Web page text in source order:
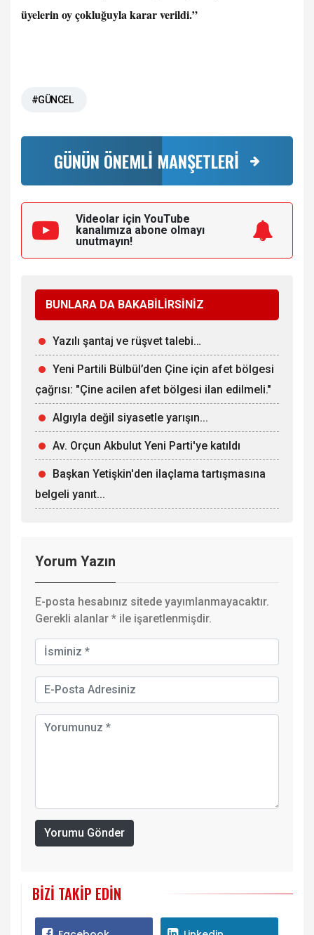
üyelerin oy çokluğuyla karar verildi.”
#GÜNCEL
GÜNÜN ÖNEMLİ MANŞETLERİ
Videolar için YouTube
kanalımıza abone olmayı
unutmayın!
BUNLARA DA BAKABİLİRSİNİZ
Yazılı şantaj ve rüşvet talebi…
Yeni Partili Bülbül’den Çine için afet bölgesi
çağrısı: "Çine acilen afet bölgesi ilan edilmeli."
Algıyla değil siyasetle yarışın...
Av. Orçun Akbulut Yeni Parti'ye katıldı
Başkan Yetişkin'den ilaçlama tartışmasına
belgeli yanıt...
Yorum Yazın
E-posta hesabınız sitede yayımlanmayacaktır.
Gerekli alanlar * ile işaretlenmişdir.
Yorumu Gönder
BIZI TAKIP EDIN